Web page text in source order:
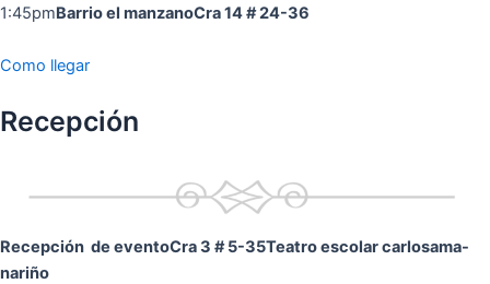
1:45pmBarrio el manzanoCra 14 # 24-36
Como llegar
Recepción
Recepción de eventoCra 3 # 5-35Teatro escolar carlosama-
nariño